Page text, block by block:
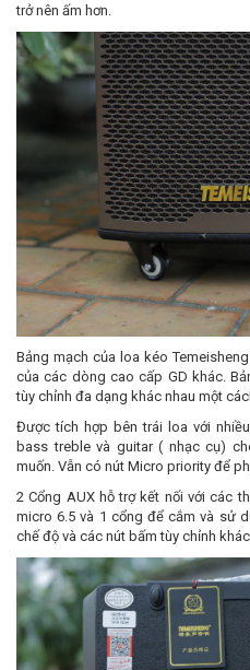
trở nên ấm hơn.
Bảng mạch của loa kéo
của các dòng cao cấp GD khác.
tùy chỉnh đa dạng khác nhau một
Được tích hợp bên trái loa với
bass treble và guitar ( nhạc cụ)
muốn. Vẫn có nút Micro priority để
2 Cổng AUX hỗ trợ kết nối với các
micro 6.5 và 1 cổng để cắm và sử
chế độ và các nút bấm tùy chỉnh khác.